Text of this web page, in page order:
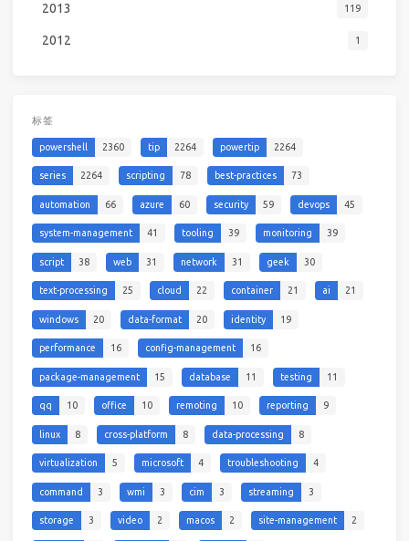
2013 119
2012 1
标签
powershell 2360 tip 2264 powertip 2264
series 2264 scripting 78 best-practices 73
automation 66 azure 60 security 59 devops 45
system-management 41 tooling 39 monitoring 39
script 38 web 31 network 31 geek 30
text-processing 25 cloud 22 container 21 ai 21
windows 20 data-format 20 identity 19
performance 16 config-management 16
package-management 15 database 11 testing 11
qq 10 office 10 remoting 10 reporting 9
linux 8 cross-platform 8 data-processing 8
virtualization 5 microsoft 4 troubleshooting 4
command 3 wmi 3 cim 3 streaming 3
storage 3 video 2 macos 2 site-management 2